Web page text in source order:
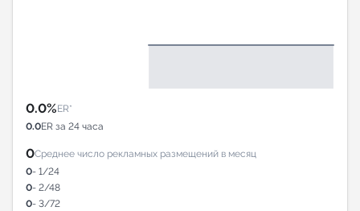
0.0%ER*
0.0ER за 24 часа
0Среднее число рекламных размещений в месяц
0- 1/24
0- 2/48
0- 3/72